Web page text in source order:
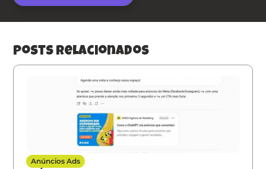
posts relacionados
Anúncios Ads